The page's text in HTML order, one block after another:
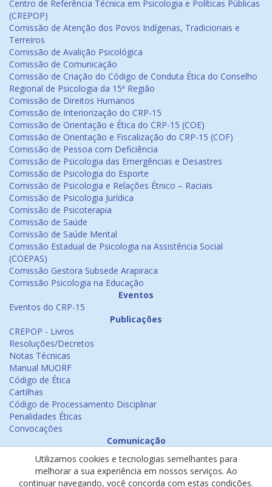
Centro de Referência Técnica em Psicologia e Políticas Públicas
(CREPOP)
Comissão de Atenção dos Povos Indígenas, Tradicionais e
Terreiros
Comissão de Avalição Psicológica
Comissão de Comunicação
Comissão de Criação do Código de Conduta Ética do Conselho
Regional de Psicologia da 15ª Região
Comissão de Direitos Humanos
Comissão de Interiorização do CRP-15
Comissão de Orientação e Ética do CRP-15 (COE)
Comissão de Orientação e Fiscalização do CRP-15 (COF)
Comissão de Pessoa com Deficiência
Comissão de Psicologia das Emergências e Desastres
Comissão de Psicologia do Esporte
Comissão de Psicologia e Relações Étnico – Raciais
Comissão de Psicologia Jurídica
Comissão de Psicoterapia
Comissão de Saúde
Comissão de Saúde Mental
Comissão Estadual de Psicologia na Assistência Social
(COEPAS)
Comissão Gestora Subsede Arapiraca
Comissão Psicologia na Educação
Eventos
Eventos do CRP-15
Publicações
CREPOP - Livros
Resoluções/Decretos
Notas Técnicas
Manual MUORF
Código de Ética
Cartilhas
Código de Processamento Disciplinar
Penalidades Éticas
Convocações
Comunicação
Emissão de Certificados
Psicologia na Mídia
Utilizamos cookies e tecnologias semelhantes para
melhorar a sua experiência em nossos serviços. Ao
continuar navegando, você concorda com estas condições.